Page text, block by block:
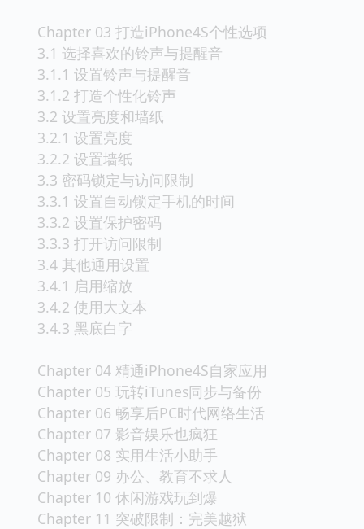
Chapter 03 打造iPhone4S个性选项
3.1 选择喜欢的铃声与提醒音
3.1.1 设置铃声与提醒音
3.1.2 打造个性化铃声
3.2 设置亮度和墙纸
3.2.1 设置亮度
3.2.2 设置墙纸
3.3 密码锁定与访问限制
3.3.1 设置自动锁定手机的时间
3.3.2 设置保护密码
3.3.3 打开访问限制
3.4 其他通用设置
3.4.1 启用缩放
3.4.2 使用大文本
3.4.3 黑底白字
Chapter 04 精通iPhone4S自家应用
Chapter 05 玩转iTunes同步与备份
Chapter 06 畅享后PC时代网络生活
Chapter 07 影音娱乐也疯狂
Chapter 08 实用生活小助手
Chapter 09 办公、教育不求人
Chapter 10 休闲游戏玩到爆
Chapter 11 突破限制：完美越狱